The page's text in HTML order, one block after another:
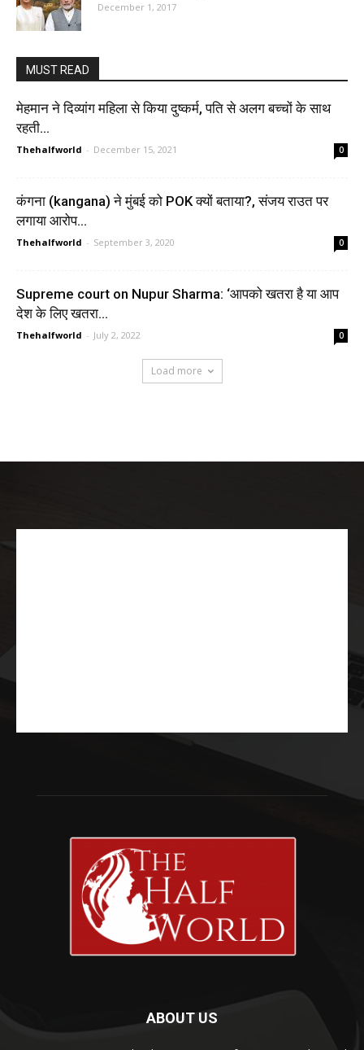
December 1, 2017
MUST READ
मेहमान ने दिव्यांग महिला से किया दुष्कर्म, पति से अलग बच्चों के साथ
रहती...
Thehalfworld - December 15, 2021 0
कंगना (kangana) ने मुंबई को POK क्यों बताया?, संजय राउत पर
लगाया आरोप…
Thehalfworld - September 3, 2020 0
Supreme court on Nupur Sharma: ‘आपको खतरा है या आप
देश के लिए खतरा...
Thehalfworld - July 2, 2022 0
Load more
ABOUT US